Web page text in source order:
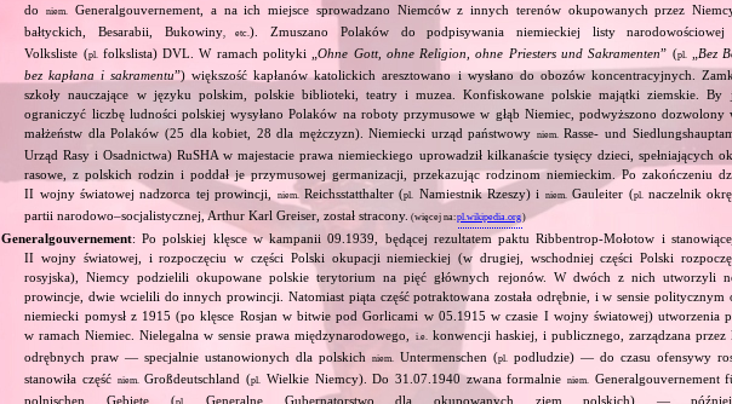
doniem. Generalgouvernement, a na ich miejsce sprowadzano Niemców z innych terenów okupowanych przez
bałtyckich, Besarabii, Bukowiny, etc. ). Zmuszano Polaków do podpisywania niemieckiej listy narodowościowej
Volksliste (pl. folkslista) DVL. W ramach polityki „Ohne Gott, ohne Religion, ohne Priesters und Sakramenten” (pl.
Bez
bez kapłana i sakramentu”) większość kapłanów katolickich aresztowano i wysłano do obozów koncentracyjnych.
szkoły nauczające w języku polskim, polskie biblioteki, teatry i muzea. Konfiskowane polskie majątki ziemskie. By
ograniczyć liczbę ludności polskiej wysyłano Polaków na roboty przymusowe w głąb Niemiec, podwyższono dozwolony
małżeństw dla Polaków (25 dla kobiet, 28 dla mężczyzn). Niemiecki urząd państwowy niem. Rasse‐ und
Urząd Rasy i Osadnictwa) RuSHA w majestacie prawa niemieckiego uprowadził kilkanaście tysięcy dzieci, spełniających
rasowe, z polskich rodzin i poddał je przymusowej germanizacji, przekazując rodzinom niemieckim. Po zakończeniu
II wojny światowej nadzorca tej prowincji,
niem. Reichsstatthalter (pl. Namiestnik Rzeszy) i niem. Gauleiter (pl.
naczelnik
partii narodowo–socjalistycznej, Arthur Karl Greiser, został stracony. (więcej na:pl.wikipedia.org)
Generalgouvernement: Po polskiej klęsce w kampanii 09.1939, będącej rezultatem paktu Ribbentrop‐Mołotow i
II wojny światowej, i rozpoczęciu w części Polski okupacji niemieckiej (w drugiej, wschodniej części Polski
rosyjska), Niemcy podzielili okupowane polskie terytorium na pięć głównych rejonów. W dwóch z nich utworzyli
prowincje, dwie wcielili do innych prowincji. Natomiast piąta część potraktowana została odrębnie, i w sensie politycznym
niemiecki pomysł z 1915 (po klęsce Rosjan w bitwie pod Gorlicami w 05.1915 w czasie I wojny światowej) utworzenia
w ramach Niemiec. Nielegalna w sensie prawa międzynarodowego,
i.e.
konwencji haskiej, i publicznego, zarządzana przez
odrębnych praw — specjalnie ustanowionych dla polskichniem. Untermenschen (pl.
podludzie) — do czasu ofensywy
stanowiła część niem. Großdeutschland (pl. Wielkie Niemcy). Do 31.07.1940 zwana formalnie niem.
Generalgouvernement
polnischen Gebiete (
Generalne Gubernatorstwo dla okupowanych ziem polskich) —